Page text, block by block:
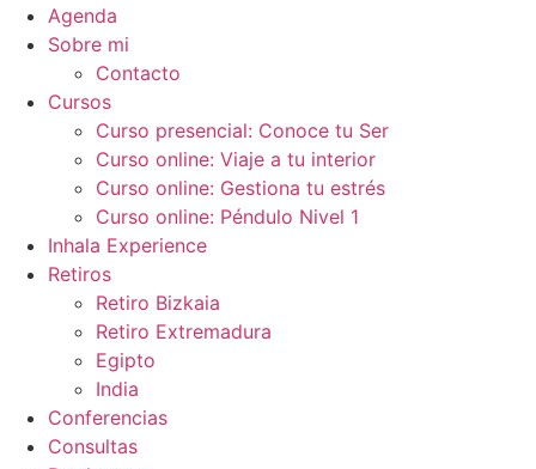
Agenda
Sobre mi
Contacto
Cursos
Curso presencial: Conoce tu Ser
Curso online: Viaje a tu interior
Curso online: Gestiona tu estrés
Curso online: Péndulo Nivel 1
Inhala Experience
Retiros
Retiro Bizkaia
Retiro Extremadura
Egipto
India
Conferencias
Consultas